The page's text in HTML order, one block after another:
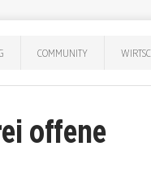
COMMUNITY
offene